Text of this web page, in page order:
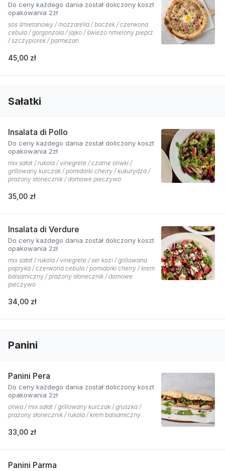
Do ceny każdego dania został doliczony koszt
opakowania 2zł
sos śmietanowy / mozzarella / boczek / czerwona
cebula / gorgonzola / jajko / świeżo nmielony pieprz
/ szczypiorek / parmezan
45,00 zł
Sałatki
Insalata di Pollo
Do ceny każdego dania został doliczony koszt
opakowania 2zł
mix sałat / rukola / vinegrete / czarne oliwki /
grillowany kurczak / pomidorki cherry / kukurydza /
prażony słonecznik / domowe pieczywo
35,00 zł
Insalata di Verdure
Do ceny każdego dania został doliczony koszt
opakowania 2zł
mix sałat / rukola / vinegrete / ser kozi / grillowana
papryka / czerwona cebula / pomidorki cherry / krem
balsamiczny / prażony słonecznik / domowe
pieczywo
34,00 zł
Panini
Panini Pera
Do ceny każdego dania został doliczony koszt
opakowania 2zł
oliwa / mix sałat / grillowany kurczak / gruszka /
prażony słonecznik / rukola / krem balsamiczny
33,00 zł
Panini Parma